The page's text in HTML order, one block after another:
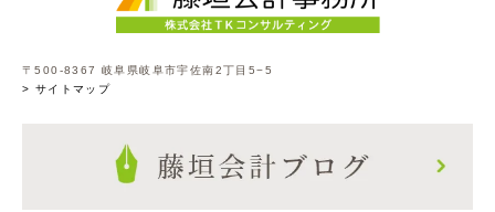
〒500-8367 岐阜県岐阜市宇佐南2丁目5−5
> サイトマップ